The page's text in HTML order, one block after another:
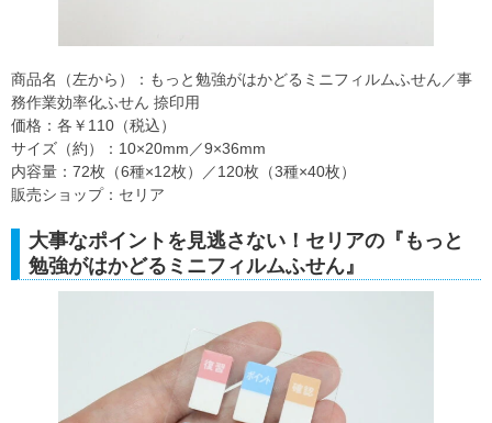
商品名（左から）：もっと勉強がはかどるミニフィルムふせん／事
務作業効率化ふせん 捺印用
価格：各￥110（税込）
サイズ（約）：10×20mm／9×36mm
内容量：72枚（6種×12枚）／120枚（3種×40枚）
販売ショップ：セリア
大事なポイントを見逃さない！セリアの『もっと
勉強がはかどるミニフィルムふせん』